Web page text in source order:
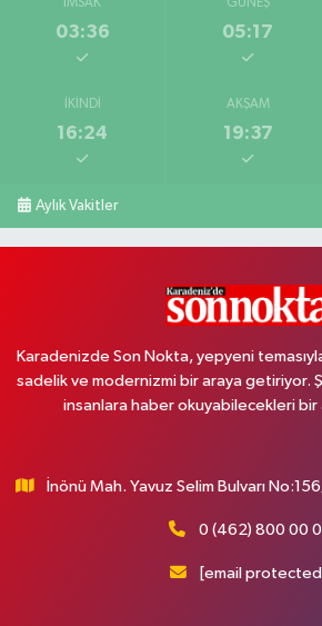
İMSAK
03:36
GÜNEŞ
05:17
İKINDI
16:24
AKŞAM
19:37
Aylık Vakitler
Karadenizde Son Nokta, yepyeni
sadelik ve modernizmi bir araya getiriyor.
insanlara haber okuyabilecekleri bir
İnönü Mah. Yavuz Selim Bulvarı
0 (462) 800 00
[email